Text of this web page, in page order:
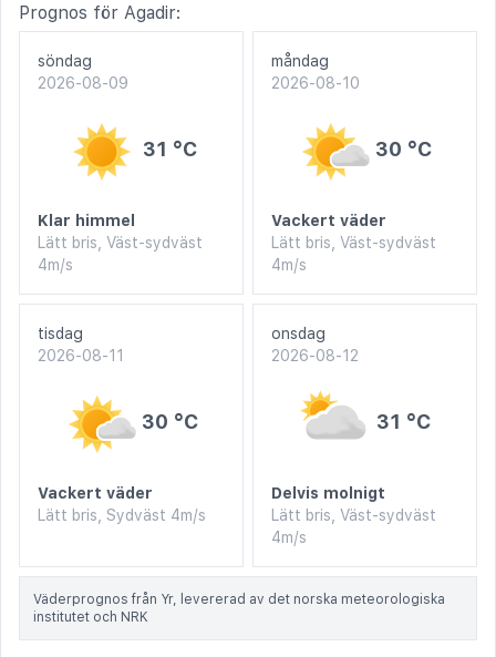
Prognos för Agadir:
söndag
2026-08-09
31 °C
Klar himmel
Lätt bris, Väst-sydväst
4m/s
måndag
2026-08-10
30 °C
Vackert väder
Lätt bris, Väst-sydväst
4m/s
tisdag
2026-08-11
30 °C
Vackert väder
Lätt bris, Sydväst 4m/s
onsdag
2026-08-12
31 °C
Delvis molnigt
Lätt bris, Väst-sydväst
4m/s
Väderprognos från Yr, levererad av det norska meteorologiska
institutet och NRK